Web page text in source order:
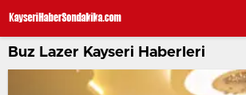
Buz Lazer Kayseri Haberleri